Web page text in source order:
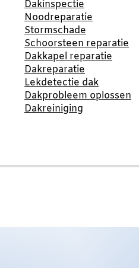
Dakinspectie
Noodreparatie
Stormschade
Schoorsteen reparatie
Dakkapel reparatie
Dakreparatie
Lekdetectie dak
Dakprobleem oplossen
Dakreiniging